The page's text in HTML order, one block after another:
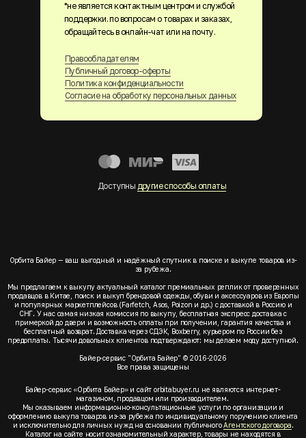
Правообладателям
Публичный договор-оферты
Политика конфиденциальности
Согласие на обработку персональных данных
Доступны другие способы оплаты
*не является контактным центром и службой
поддержки. по вопросам о товарах и заказах,
обращайтесь в онлайн-чат или на почту.
Орбита Байер — ваш выгодный и надёжный спутник в поиске и выкупе товаров из-
за рубежа.
Мы предлагаем к выкупу актуальный каталог премиальных реплик от проверенных
продавцов в Китае, поиск и выкуп брендовой одежды, обуви и аксессуаров из Европы
и популярных маркетплейсов (Farfetch, Asos, Poizon и др.) с доставкой в Россию и
СНГ. У нас самая низкая комиссия по выкупу, бесплатная экспресс доставка с
примеркой до двери и возможность оплаты при получении, гарантия качества и
бесплатный возврат. Доставка через СДЭК, Boxberry, курьером по России без
предоплаты. Тысячи довольных клиентов подтверждают: мы делаем моду доступной.
Байер-сервис "Орбита Байер" © 2016-2026
Все права защищены
Байер-сервис «Орбита Байер» и сайт orbitabuyer.ru не являются интернет-
магазином, продавцом или производителем.
Мы оказываем информационно-консультационные услуги по организации и
оформлению выкупа товаров из-за рубежа по индивидуальному поручению клиента
и исключительно для личных нужд на основании публичногоАгентского договора.
Каталог на сайте носит ознакомительный характер, товары не находятся в